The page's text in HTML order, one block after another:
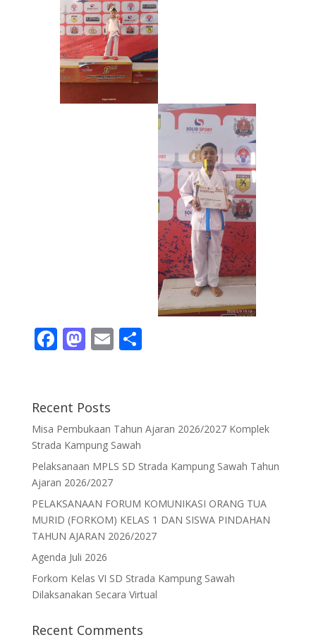
F
ac
e
b
o
o
k
M
as
to
d
o
n
E
ai
l
S
ar
e
Recent Posts
Misa Pembukaan Tahun Ajaran 2026/2027 Komplek
Strada Kampung Sawah
Pelaksanaan MPLS SD Strada Kampung Sawah Tahun
PELAKSANAAN FORUM KOMUNIKASI ORANG TUA